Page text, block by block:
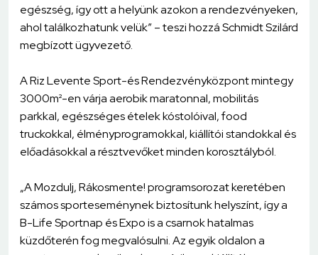
egészség, így ott a helyünk azokon a rendezvényeken,
ahol találkozhatunk velük” – teszi hozzá Schmidt Szilárd
megbízott ügyvezető.
A Riz Levente Sport-és Rendezvényközpont mintegy
3000m²-en várja aerobik maratonnal, mobilitás
parkkal, egészséges ételek kóstolóival, food
truckokkal, élményprogramokkal, kiállítói standokkal és
előadásokkal a résztvevőket minden korosztályból.
„A Mozdulj, Rákosmente! programsorozat keretében
számos sporteseménynek biztosítunk helyszínt, így a
B-Life Sportnap és Expo is a csarnok hatalmas
küzdőterén fog megvalósulni. Az egyik oldalon a